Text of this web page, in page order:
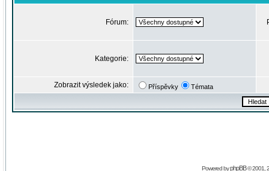
Fórum:
Kategorie:
Zobrazit výsledek jako: Příspěvky Témata
Powered byphpBB© 2001,